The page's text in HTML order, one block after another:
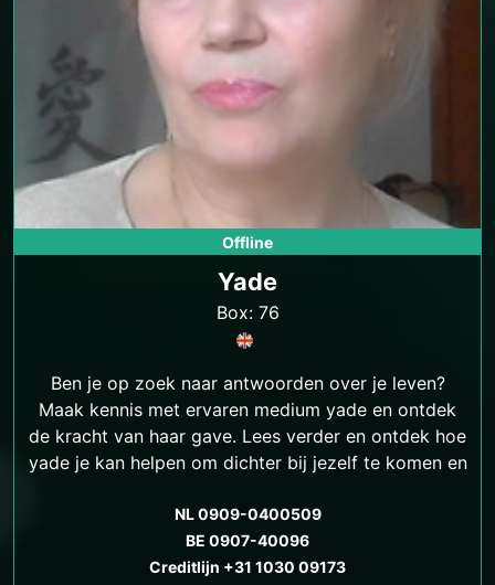
Offline
Yade
Box: 76
Ben je op zoek naar antwoorden over je leven?
Maak kennis met ervaren medium yade en ontdek
de kracht van haar gave. Lees verder en ontdek hoe
yade je kan helpen om dichter bij jezelf te komen en
NL 0909-0400509
BE 0907-40096
Creditlijn +31 1030 09173